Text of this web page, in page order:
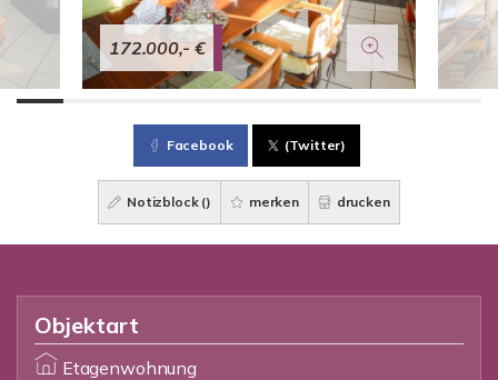
172.000,- €
Facebook (Twitter)
Notizblock () merken drucken
Objektart
Etagenwohnung